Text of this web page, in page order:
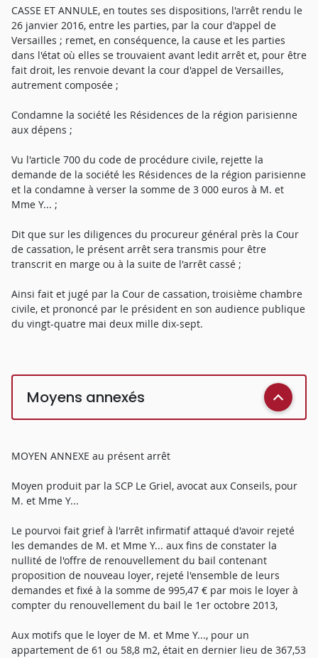
CASSE ET ANNULE, en toutes ses dispositions, l'arrêt rendu le
26 janvier 2016, entre les parties, par la cour d'appel de
Versailles ; remet, en conséquence, la cause et les parties
dans l'état où elles se trouvaient avant ledit arrêt et, pour être
fait droit, les renvoie devant la cour d'appel de Versailles,
autrement composée ;
Condamne la société les Résidences de la région parisienne
aux dépens ;
Vu l'article 700 du code de procédure civile, rejette la
demande de la société les Résidences de la région parisienne
et la condamne à verser la somme de 3 000 euros à M. et
Mme Y... ;
Dit que sur les diligences du procureur général près la Cour
de cassation, le présent arrêt sera transmis pour être
transcrit en marge ou à la suite de l'arrêt cassé ;
Ainsi fait et jugé par la Cour de cassation, troisième chambre
civile, et prononcé par le président en son audience publique
du vingt-quatre mai deux mille dix-sept.
Moyens annexés
MOYEN ANNEXE au présent arrêt
Moyen produit par la SCP Le Griel, avocat aux Conseils, pour
M. et Mme Y...
Le pourvoi fait grief à l'arrêt infirmatif attaqué d'avoir rejeté
les demandes de M. et Mme Y... aux fins de constater la
nullité de l'offre de renouvellement du bail contenant
proposition de nouveau loyer, rejeté l'ensemble de leurs
demandes et fixé à la somme de 995,47 € par mois le loyer à
compter du renouvellement du bail le 1er octobre 2013,
Aux motifs que le loyer de M. et Mme Y..., pour un
appartement de 61 ou 58,8 m2, était en dernier lieu de 367,53